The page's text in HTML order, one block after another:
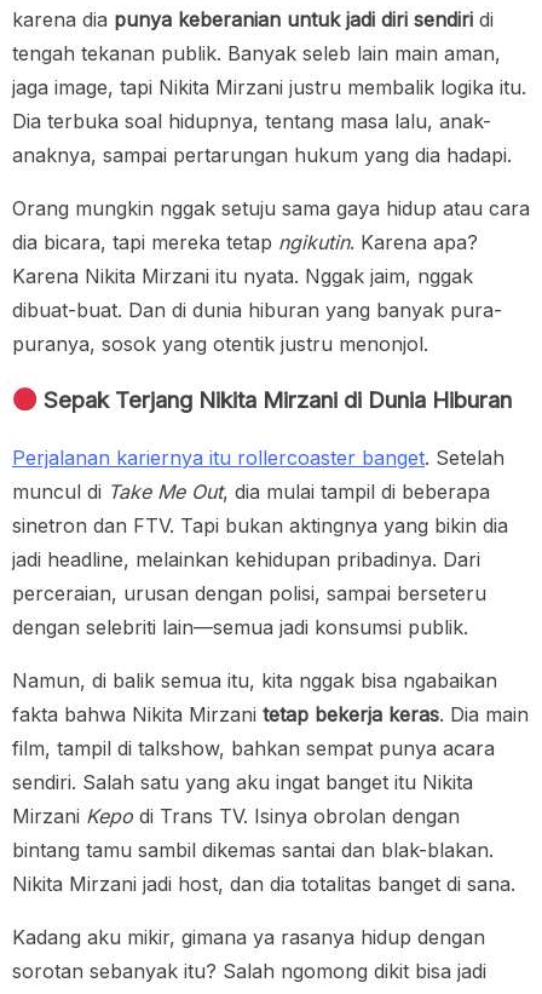
karena dia punya keberanian untuk jadi diri sendiri di
tengah tekanan publik. Banyak seleb lain main aman,
jaga image, tapi Nikita Mirzani justru membalik logika itu.
Dia terbuka soal hidupnya, tentang masa lalu, anak-
anaknya, sampai pertarungan hukum yang dia hadapi.
Orang mungkin nggak setuju sama gaya hidup atau cara
dia bicara, tapi mereka tetap ngikutin. Karena apa?
Karena Nikita Mirzani itu nyata. Nggak jaim, nggak
dibuat-buat. Dan di dunia hiburan yang banyak pura-
puranya, sosok yang otentik justru menonjol.
Sepak Terjang Nikita Mirzani di Dunia Hiburan
Perjalanan kariernya itu rollercoaster banget. Setelah
muncul di Take Me Out, dia mulai tampil di beberapa
sinetron dan FTV. Tapi bukan aktingnya yang bikin dia
jadi headline, melainkan kehidupan pribadinya. Dari
perceraian, urusan dengan polisi, sampai berseteru
dengan selebriti lain—semua jadi konsumsi publik.
Namun, di balik semua itu, kita nggak bisa ngabaikan
fakta bahwa Nikita Mirzani tetap bekerja keras. Dia main
film, tampil di talkshow, bahkan sempat punya acara
sendiri. Salah satu yang aku ingat banget itu Nikita
Mirzani Kepo di Trans TV. Isinya obrolan dengan
bintang tamu sambil dikemas santai dan blak-blakan.
Nikita Mirzani jadi host, dan dia totalitas banget di sana.
Kadang aku mikir, gimana ya rasanya hidup dengan
sorotan sebanyak itu? Salah ngomong dikit bisa jadi